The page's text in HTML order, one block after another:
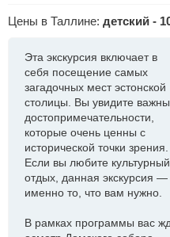
Цены в Таллине: детский -
Эта экскурсия включает в
себя посещение самых
загадочных мест эстонской
столицы. Вы увидите
достопримечательности,
которые очень ценны с
исторической точки зрения.
Если вы любите культурный
отдых, данная экскурсия —
именно то, что вам нужно.
В рамках программы вас